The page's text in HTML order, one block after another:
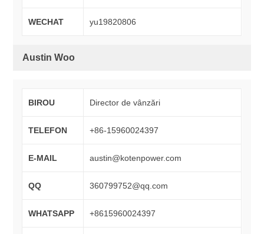
WECHAT yu19820806
Austin Woo
BIROU Director de vânzări
TELEFON +86-15960024397
E-MAIL austin@kotenpower.com
QQ 360799752@qq.com
WHATSAPP +8615960024397